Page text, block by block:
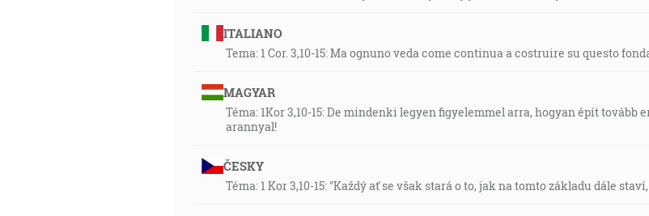
ITALIANO
Tema: 1 Cor. 3,10-15: Ma ognuno veda come continua a costruire su questo
MAGYAR
Téma: 1Kor 3,10-15: De mindenki legyen figyelemmel arra, hogyan épít tovább
arannyal!
ČESKY
Téma: 1 Kor 3,10-15: "Každý ať se však stará o to, jak na tomto základu dále